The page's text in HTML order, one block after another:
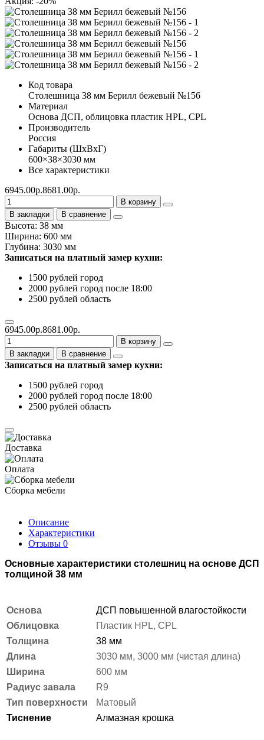
Код товара
Столешница 38 мм Берилл бежевый №156
Материал
Основа ДСП, облицовка пластик HPL, CPL
Производитель
Россия
Габариты (ШхВхГ)
600×38×3030 мм
Все характеристики
6945.00р.8681.00р.
В корзину
В закладки
В сравнение
Высота: 38 мм
Ширина: 600 мм
Глубина: 3030 мм
Записаться на платный замер кухни:
1500 рублей город
2000 рублей город после 18:00
2500 рублей область
6945.00р.8681.00р.
В корзину
В закладки
В сравнение
Записаться на платный замер кухни:
1500 рублей город
2000 рублей город после 18:00
2500 рублей область
Доставка
Оплата
Сборка мебели
Описание
Характеристики
Отзывы 0
Основные характеристики столешниц на основе ДСП
толщиной 38 мм
Основа
ДСП повышенной влагостойкости
Облицовка
Пластик HPL, CPL
Толщина
38 мм
Длина
3030 мм, 3000 мм (чистая длина)
Ширина
600 мм
Радиус завала
R9
Тип поверхности
Матовый
Тиснение
Алмазная крошка